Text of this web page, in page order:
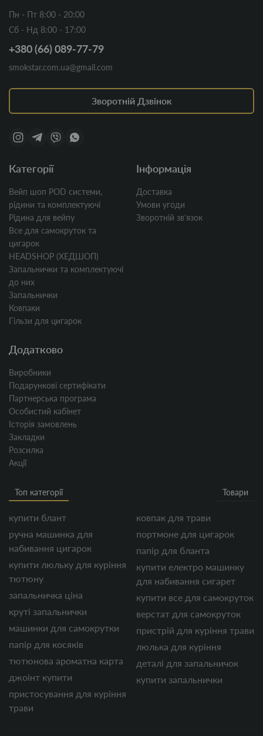
Пн - Пт 8:00 - 20:00
Сб - Нд 8:00 - 17:00
+380 (66) 089-77-79
smokstar.com.ua@gmail.com
Зворотній Дзвінок
Категорії
Вейп шоп POD системи,
рідини та комплектуючі
Рідина для вейпу
Все для самокруток та
цигарок
HEADSHOP (ХЕДШОП)
Запальнички та комплектуючі
до них
Запальнички
Ковпаки
Гільзи для цигарок
Інформація
Доставка
Умови угоди
Зворотній звʼязок
Додатково
Виробники
Подарункові сертифікати
Партнерська програма
Особистий кабінет
Історія замовлень
Закладки
Розсилка
Акції
Топ категорії Товари
купити блант
ручна машинка для
набивання цигарок
купити люльку для куріння
тютюну
запальничка ціна
круті запальнички
машинки для самокрутки
папір для косяків
тютюнова ароматна карта
джоінт купити
пристосування для куріння
трави
ковпак для трави
портмоне для цигарок
папір для бланта
купити електро машинку
для набивання сигарет
купити все для самокруток
верстат для самокруток
пристрій для куріння трави
люлька для куріння
деталі для запальничок
купити запальнички